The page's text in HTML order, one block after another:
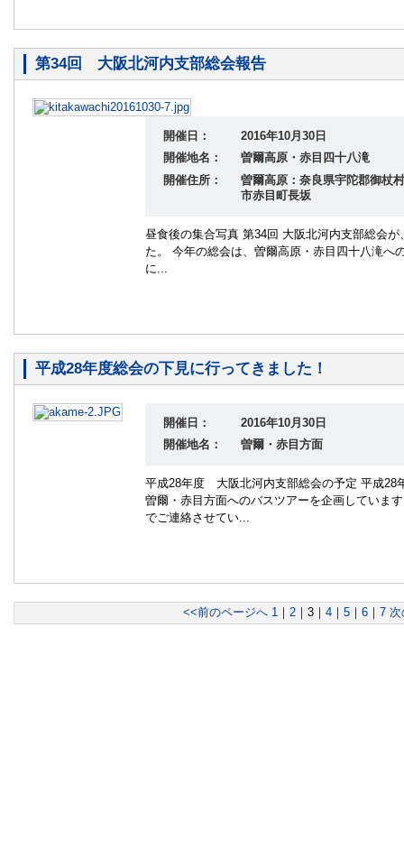
第34回 大阪北河内支部総会報告
開催日：
2016年10月30日
開催地名：
曽爾高原・赤目四十八滝
開催住所：
曽爾高原：奈良県宇陀郡御杖
市赤目町長坂
昼食後の集合写真 第34回 大阪北河内支部総会
た。 今年の総会は、曽爾高原・赤目四十八滝へ
に...
平成28年度総会の下見に行ってきました！
開催日：
2016年10月30日
開催地名：
曽爾・赤目方面
平成28年度 大阪北河内支部総会の予定 平成28
曽爾・赤目方面へのバスツアーを企画していま
でご連絡させてい...
<<前のページへ 1 ｜ 2 ｜ 3 ｜ 4 ｜ 5 ｜ 6 ｜ 7 次